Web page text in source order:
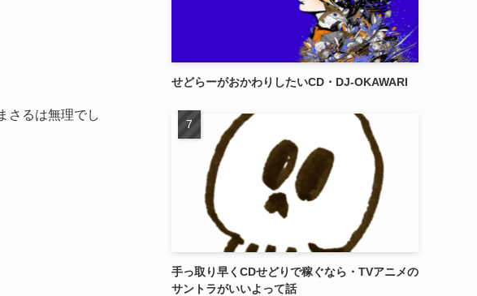
さるは無理でし
せどらーがおかわりしたいCD・DJ-OKAWARI
手っ取り早くCDせどりで稼ぐなら・TVアニメの
サントラがいいよって話